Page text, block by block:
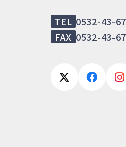
TEL 0532-43-
FAX 0532-43-